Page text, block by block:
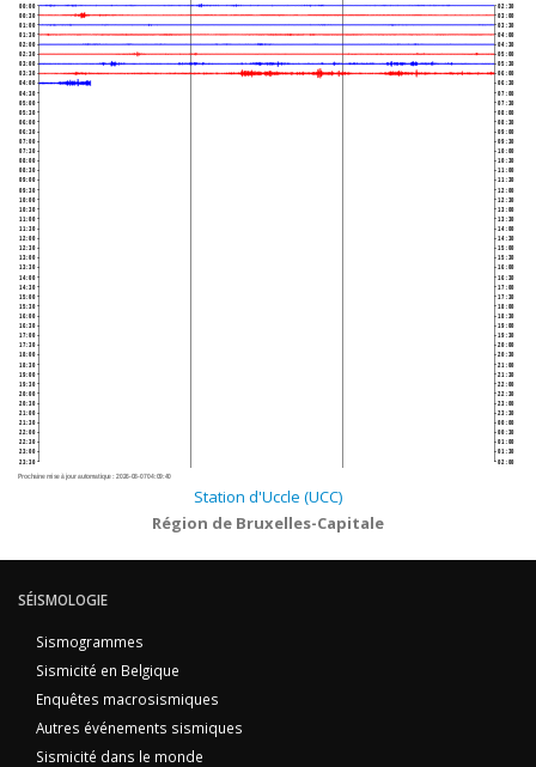
00:00
00:30
01:00
01:30
02:00
02:30
03:00
03:30
04:00
04:30
05:00
05:30
06:00
06:30
07:00
07:30
08:00
08:30
09:00
09:30
10:00
10:30
11:00
11:30
12:00
12:30
13:00
13:30
14:00
14:30
15:00
15:30
16:00
16:30
17:00
17:30
18:00
18:30
19:00
19:30
20:00
20:30
21:00
21:30
22:00
22:30
23:00
23:30
02:30
03:00
03:30
04:00
04:30
05:00
05:30
06:00
06:30
07:00
07:30
08:00
08:30
09:00
09:30
10:00
10:30
11:00
11:30
12:00
12:30
13:00
13:30
14:00
14:30
15:00
15:30
16:00
16:30
17:00
17:30
18:00
18:30
19:00
19:30
20:00
20:30
21:00
21:30
22:00
22:30
23:00
23:30
00:00
00:30
01:00
01:30
02:00
Prochaine mise à jour automatique :2026-08-07 04:09:40
Station d'Uccle (UCC)
Région de Bruxelles-Capitale
SÉISMOLOGIE
Sismogrammes
Sismicité en Belgique
Enquêtes macrosismiques
Autres événements sismiques
Sismicité dans le monde